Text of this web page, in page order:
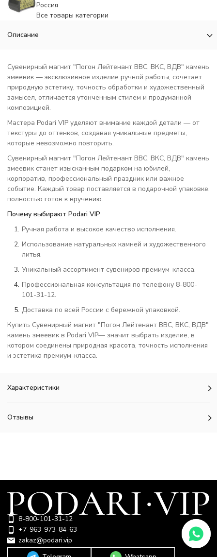
Россия
Все товары категории
Описание
Сувенирный магнит "Погон Лейтенант ВВС, ВКС, ВДВ" камень
змеевик — эксклюзивное изделие ручной работы, сочетает
природную эстетику, точность обработки и художественный
замысел, отличается утончённым стилем и продуманной
композицией.
Мастера Podari VIP уделяют внимание каждой детали — от
текстуры до оттенков, создавая уникальные предметы,
которые невозможно повторить.
Сувенирный магнит "Погон Лейтенант ВВС, ВКС, ВДВ" камень
змеевик станет изысканным подарком на юбилей,
корпоратив, профессиональный праздник или важное
событие. Каждый товар поставляется в подарочной упаковке,
полностью готов к вручению.
Почему выбирают Podari VIP
Ручная работа и высокое качество исполнения.
Использование натуральных камней и художественного
литья.
Уникальный ассортимент сувениров премиум-класса.
Профессиональная консультация по телефону 8-800-
101-31-12.
Доставка по всей России с бережной упаковкой.
Купить Сувенирный магнит "Погон Лейтенант ВВС, ВКС, ВДВ"
камень змеевик в Podari VIP— значит выбрать изделие, в
котором соединены природная красота, точность исполнения
и эстетика премиум-класса.
Характеристики
Отзывы
8-800-101-31-12
+7-963-973-84-63
zakaz@podari.vip